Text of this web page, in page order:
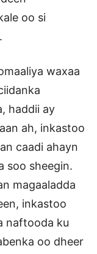
oo si
waxaa
haddii ay
ah, inkastoo
caadi ahayn
soo sheegin.
magaaladda
inkastoo
naftooda ku
oo dheer